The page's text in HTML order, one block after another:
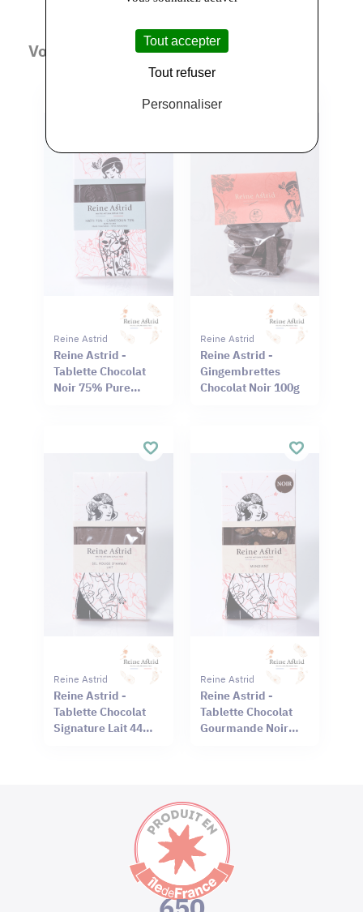
Vous aimerez aussi
Reine Astrid
Reine Astrid -
Tablette Chocolat
Noir 75% Pure
Reine Astrid
Reine Astrid -
Gingembrettes
Chocolat Noir 100g
Reine Astrid
Reine Astrid -
Tablette Chocolat
Signature Lait 44%
Reine Astrid
Reine Astrid -
Tablette Chocolat
Gourmande Noir
Tout accepter
Tout refuser
Personnaliser